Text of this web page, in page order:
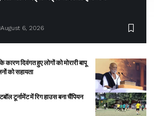
August 6, 2026
दिवंगत हुए लोगों को मोरारी बापू
को सहायता
टूर्नामेंट में रिग हाउस बना चैंपियन